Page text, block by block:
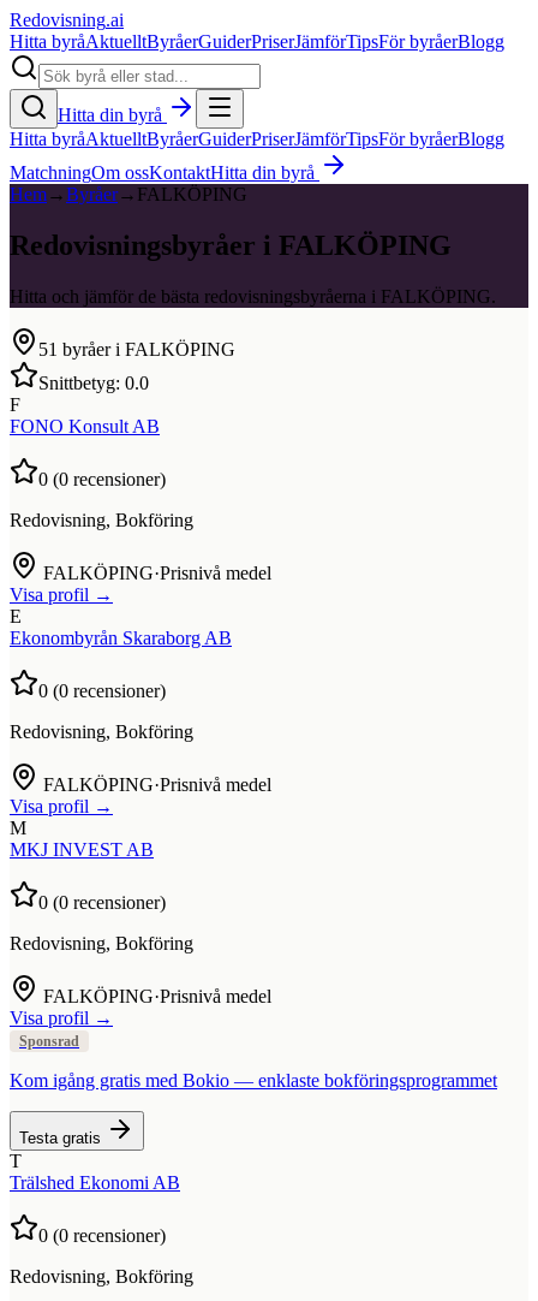
Redovisning.ai
Hitta byråAktuelltByråerGuiderPriserJämförTipsFör byråerBlogg
Hitta din byrå
Hitta byråAktuelltByråerGuiderPriserJämförTipsFör byråerBlogg
MatchningOm ossKontaktHitta din byrå
Hem→Byråer→ FALKÖPING
Redovisningsbyråer i FALKÖPING
Hitta och jämför de bästa redovisningsbyråerna i FALKÖPING.
51 byråer i FALKÖPING
Snittbetyg: 0.0
F
FONO Konsult AB
0 (0 recensioner)
Redovisning, Bokföring
FALKÖPING·Prisnivå medel
Visa profil →
E
Ekonombyrån Skaraborg AB
0 (0 recensioner)
Redovisning, Bokföring
FALKÖPING·Prisnivå medel
Visa profil →
M
MKJ INVEST AB
0 (0 recensioner)
Redovisning, Bokföring
FALKÖPING·Prisnivå medel
Visa profil →
Sponsrad
Kom igång gratis med Bokio — enklaste bokföringsprogrammet
Testa gratis
T
Trälshed Ekonomi AB
0 (0 recensioner)
Redovisning, Bokföring